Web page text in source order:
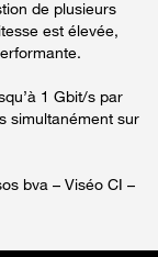
de plusieurs
est élevée,
1 Gbit/s par
simultanément sur
bva – Viséo CI –